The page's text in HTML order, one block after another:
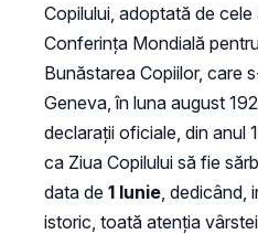
Copilului, adoptată de
Conferința Mondială
Bunăstarea Copiilor, care
Geneva, în luna august
declarații oficiale, din anul
ca Ziua Copilului să fie
data de 1 Iunie , dedicând,
istoric, toată atenția